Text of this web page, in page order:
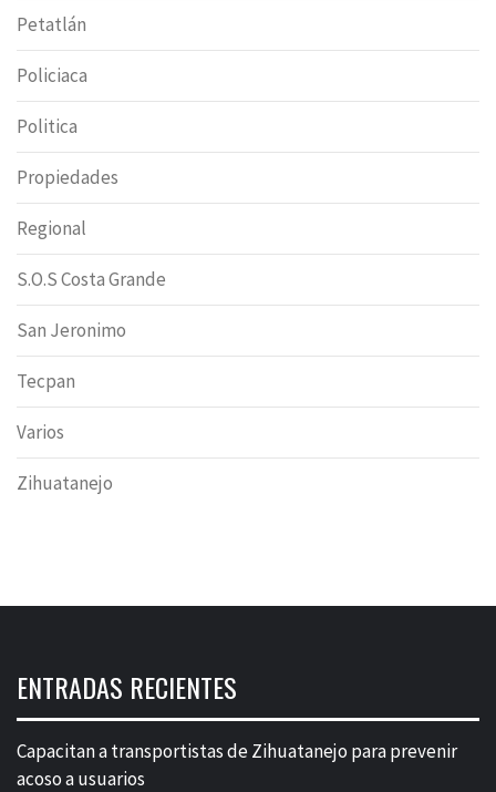
Petatlán
Policiaca
Politica
Propiedades
Regional
S.O.S Costa Grande
San Jeronimo
Tecpan
Varios
Zihuatanejo
ENTRADAS RECIENTES
Capacitan a transportistas de Zihuatanejo para prevenir
acoso a usuarios